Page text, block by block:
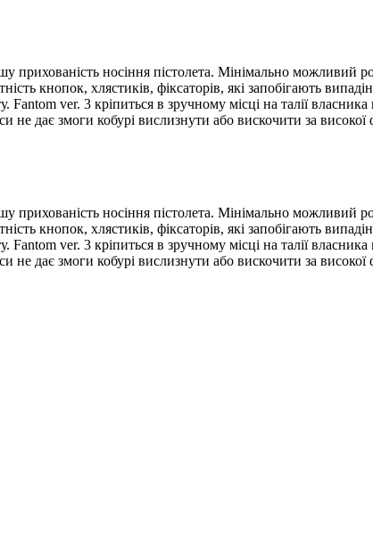
носіння пістолета. Мінімально можливий
кнопок, хлястиків, фіксаторів, які запобігають
ver. 3 кріпиться в зручному місці на талії
не дає змоги кобурі вислизнути або вискочити за високої
носіння пістолета. Мінімально можливий
кнопок, хлястиків, фіксаторів, які запобігають
ver. 3 кріпиться в зручному місці на талії
не дає змоги кобурі вислизнути або вискочити за високої